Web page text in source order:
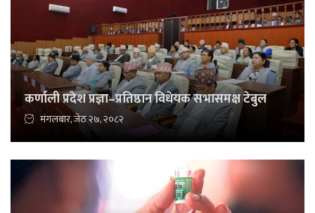
कर्णाली प्रदेश प्रज्ञा–प्रतिष्ठान विधेयक सभासमक्ष टेबुल
मंगलबार, जेठ २७, २०८२